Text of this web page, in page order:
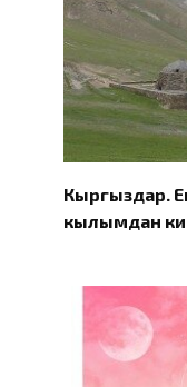
Кыргыздар.
кылымдан